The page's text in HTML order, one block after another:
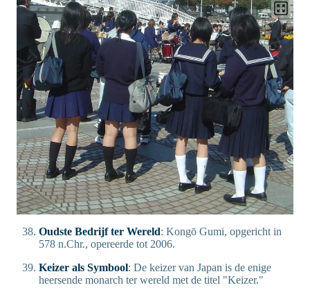
Oudste Bedrijf ter Wereld: Kongō Gumi, opgericht in
578 n.Chr., opereerde tot 2006.
Keizer als Symbool: De keizer van Japan is de enige
heersende monarch ter wereld met de titel "Keizer."